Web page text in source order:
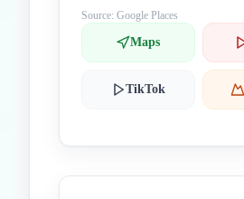
Source: Google Places
Maps
TikTok